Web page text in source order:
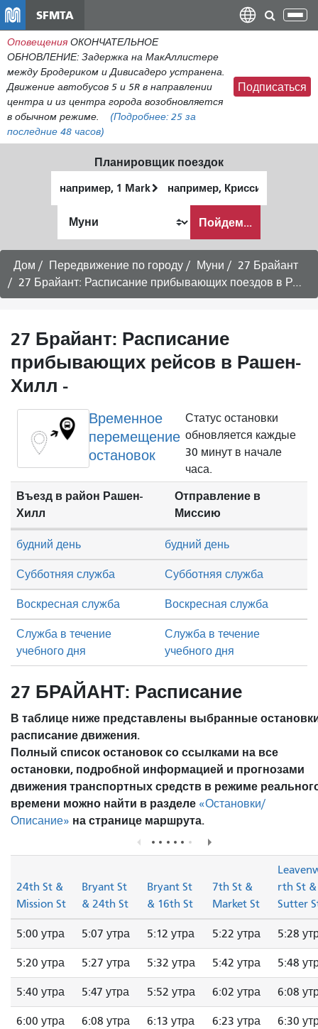
содержанию
SFMTA
Оповещения ОКОНЧАТЕЛЬНОЕ
ОБНОВЛЕНИЕ: Задержка на МакАллистере
между Бродериком и Дивисадеро устранена.
Движение автобусов 5 и 5R в направлении
центра и из центра города возобновляется
в обычном режиме.
(Подробнее: 25 за
последние 48 часов)
Подписаться
Планировщик поездок
местоположение
окончания
хочу
путешествовать
Пойдем...
Дом Передвижение по городу Муни
27 Брайант
27 Брайант: Расписание прибывающих поездов в Рашен-Хилл - 17 августа 2026 г.
27 Брайант: Расписание
прибывающих рейсов в Рашен-
Хилл -
Временное
перемещение
остановок
Статус остановки
обновляется каждые
30 минут в начале
часа.
Въезд в район Рашен-
Хилл
Отправление в
Миссию
Субботняя служба Субботняя служба
Воскресная служба Воскресная служба
будний день будний день
Служба в течение
учебного дня
Служба в течение
учебного дня
27 БРАЙАНТ: Расписание
В таблице ниже представлены выбранные
расписание движения.
Полный список остановок со ссылками на все
остановки, подробной информацией и прогнозами
движения транспортных средств в режиме
времени можно найти в разделе «Остановки/
Описание» на странице маршрута.
24th St &
Mission St
Bryant St
& 24th St
Bryant St
& 16th St
7th St &
Market St
rth St &
Sutter
5:00 утра 5:07 утра 5:12 утра 5:22 утра 5:28
5:20 утра 5:27 утра 5:32 утра 5:42 утра 5:48
5:40 утра 5:47 утра 5:52 утра 6:02 утра 6:08
6:00 утра 6:08 утра 6:13 утра 6:23 утра 6:30